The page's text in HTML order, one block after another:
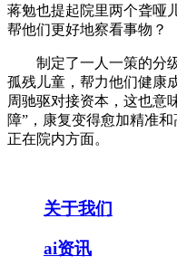
蒋勉也提起院里两个聋哑
帮他们更好地察看事物？
制定了一人一策的分级
孤残儿童，帮力他们健康
周驰驱对接资本，这也意
障”，康复变得愈加精准
正在院内方面。
关于我们
ai资讯